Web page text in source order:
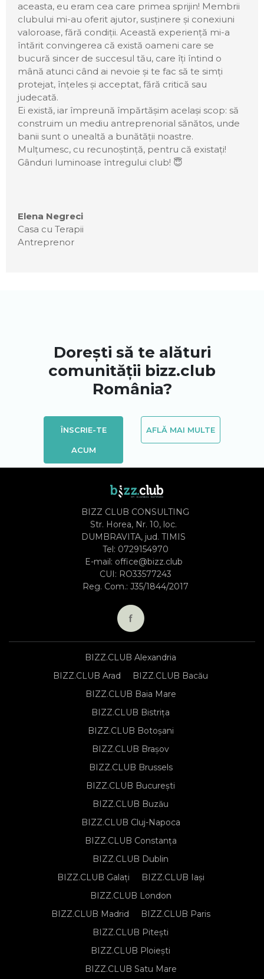
aceasta, eu eram cea care primea sprijin! Membrii
clubului mi-au oferit ajutor, susținere și conexiuni
valoroase, fără condiții. Această experiență mi-a
întărit convingerea că există oameni care se
bucură sincer de succesul tău, care îți întind o
mână atunci când ai nevoie și te fac să te simți
protejat, înțeles și acceptat, fără critică sau
judecată.
Ei există, iar împreună împărtășim același scop: să
construim un mediu antreprenorial sănătos, unde
banii sunt o unealtă a bunătății noastre.
Mulțumesc, cu recunoștință, pentru că existați!
Gânduri luminoase întregului club! 😇
Elena Negreci
Casa cu Terapii
Antreprenor
Dorești să te alături
comunității bizz.club
România?
ÎNSCRIE-TE
ACUM
AFLĂ MAI MULTE
BIZZ CLUB CONSULTING
Str. Horea, Nr. 10, loc.
DUMBRAVITA, jud. TIMIS
Tel: 0729154970
E-mail: office@bizz.club
CUI: RO33577243
Reg. Com.: J35/1844/2017
BIZZ.CLUB Alexandria
BIZZ.CLUB Arad
BIZZ.CLUB Bacău
BIZZ.CLUB Baia Mare
BIZZ.CLUB Bistrița
BIZZ.CLUB Botoșani
BIZZ.CLUB Brașov
BIZZ.CLUB Brussels
BIZZ.CLUB București
BIZZ.CLUB Buzău
BIZZ.CLUB Cluj-Napoca
BIZZ.CLUB Constanța
BIZZ.CLUB Dublin
BIZZ.CLUB Galați
BIZZ.CLUB Iași
BIZZ.CLUB London
BIZZ.CLUB Madrid
BIZZ.CLUB Paris
BIZZ.CLUB Pitești
BIZZ.CLUB Ploiești
BIZZ.CLUB Satu Mare